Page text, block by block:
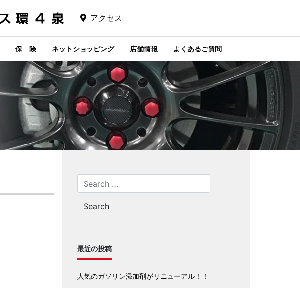
アクセス
保 険 ネットショッピング 店舗情報 よくあるご質問
最近の投稿
人気のガソリン添加剤がリニューアル！！